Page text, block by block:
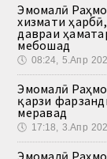
Эмомалӣ
хизмати
давраи
мебошад
🕔 08:24, 5.Апр
Эмомалӣ
қарзи
меравад
🕔 17:18, 3.Апр
Эмомалӣ